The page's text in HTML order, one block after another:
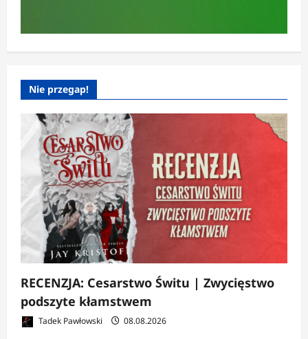
Nie przegap!
RECENZJA: Cesarstwo Świtu | Zwycięstwo
podszyte kłamstwem
Tadek Pawłowski 08.08.2026